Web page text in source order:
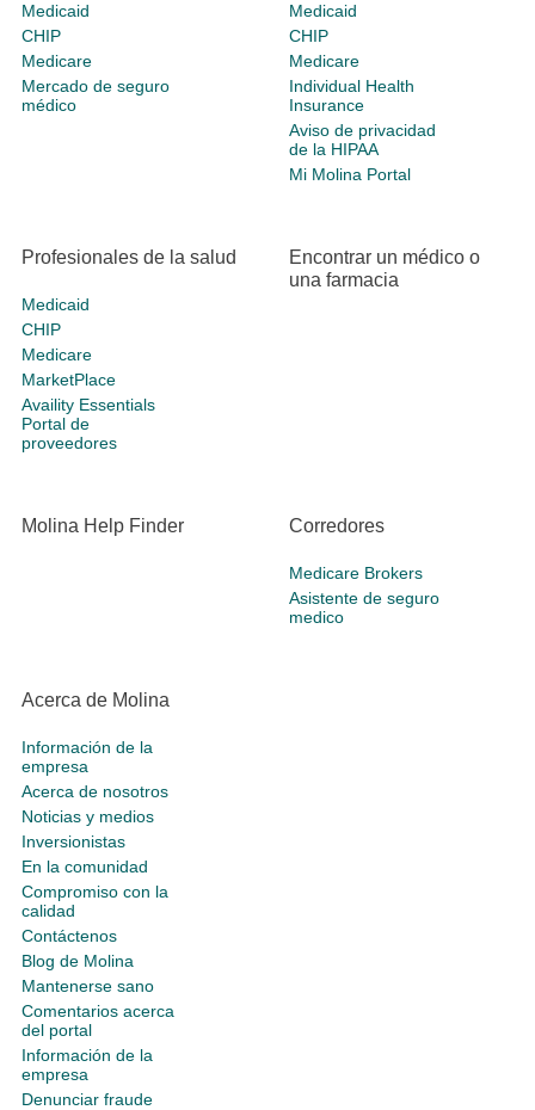
Medicaid
CHIP
Medicare
Mercado de seguro
médico
Medicaid
CHIP
Medicare
Individual Health
Insurance
Aviso de privacidad
de la HIPAA
Mi Molina Portal
Profesionales de la salud
Medicaid
CHIP
Medicare
MarketPlace
Availity Essentials
Portal de
proveedores
Encontrar un médico o
una farmacia
Molina Help Finder Corredores
Medicare Brokers
Asistente de seguro
medico
Acerca de Molina
Información de la
empresa
Acerca de nosotros
Noticias y medios
Inversionistas
En la comunidad
Compromiso con la
calidad
Contáctenos
Blog de Molina
Mantenerse sano
Comentarios acerca
del portal
Información de la
empresa
Denunciar fraude